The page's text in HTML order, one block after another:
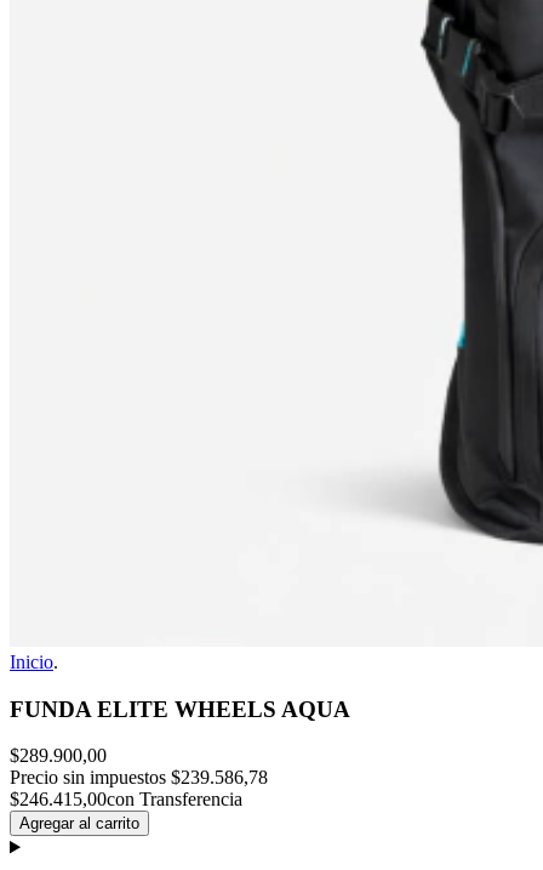
Inicio.
FUNDA ELITE WHEELS AQUA
$289.900,00
Precio sin impuestos $239.586,78
$246.415,00con Transferencia
Agregar al carrito